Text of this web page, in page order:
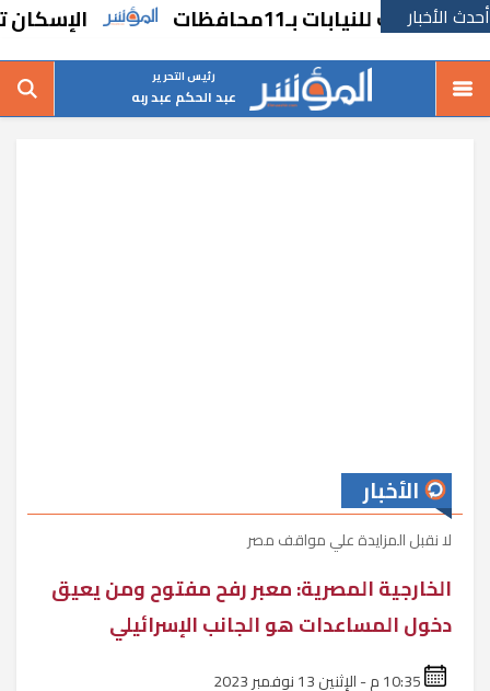
أحدث الأخبار الإسكان تطرح
رئيس التحرير
عبد الحكم عبد ربه
الأخبار
لا نقبل المزايدة علي مواقف مصر
الخارجية المصرية: معبر رفح مفتوح ومن يعيق
دخول المساعدات هو الجانب الإسرائيلي